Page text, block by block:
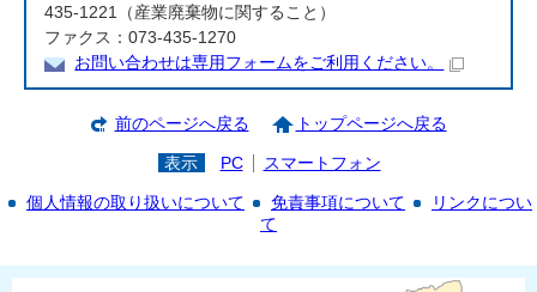
435-1221（産業廃棄物に関すること）
ファクス：073-435-1270
お問い合わせは専用フォームをご利用ください。
前のページへ戻る トップページへ戻る
表示 PC スマートフォン
個人情報の取り扱いについて 免責事項について
リンクについ
て